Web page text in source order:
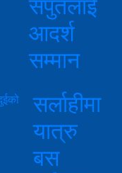
सपुतलाई
आदर्श
सम्मान
सर्लाहीमा
यात्रु
बस